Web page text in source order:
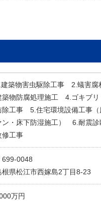
建築物害虫駆除工事 2.蟻害
築物防腐処理施工 4.ゴキブリ
除工事 5.住宅環境設備工事（
ン・床下防湿施工） 6.耐震
修工事
699-0048
根県松江市西嫁島2丁目8-23
万円